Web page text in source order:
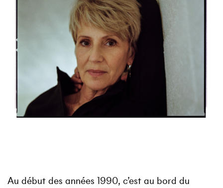
Au début des années 1990, c’est au bord du